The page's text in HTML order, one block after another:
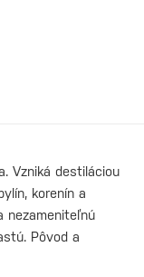
Vzniká destiláciou
korenín a
nezameniteľnú
Pôvod a